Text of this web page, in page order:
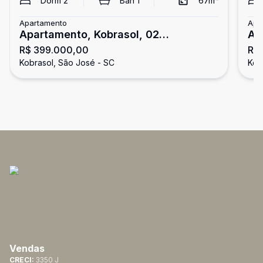
Apartamento
Apartamento, Kobrasol, 02
Dormitórios
R$ 399.000,00
Kobrasol, São José - SC
Vendas
CRECI: 3350 J